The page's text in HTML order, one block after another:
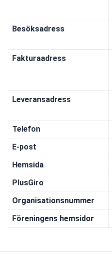
Besöksadress
Fakturaadress
Leveransadress
Telefon
E-post
Hemsida
PlusGiro
Organisationsnummer
Föreningens hemsidor